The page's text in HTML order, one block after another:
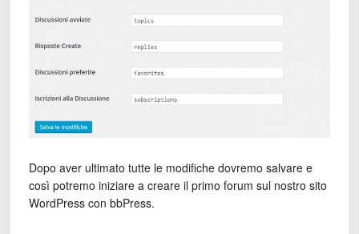
Dopo aver ultimato tutte le modifiche dovremo salvare e
così potremo iniziare a creare il primo forum sul nostro sito
WordPress con bbPress.